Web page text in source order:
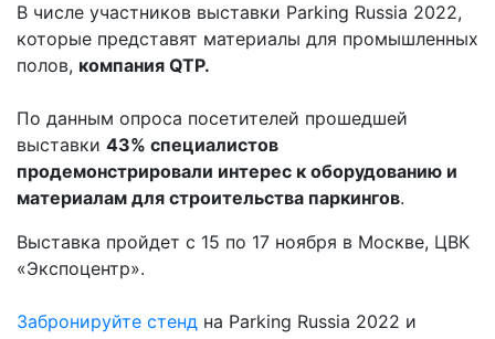
В числе участников выставки Parking Russia 2022,
которые представят материалы для промышленных
полов, компания QTP.
По данным опроса посетителей прошедшей
выставки 43% специалистов
продемонстрировали интерес к оборудованию и
материалам для строительства паркингов.
Выставка пройдет с 15 по 17 ноября в Москве, ЦВК
«Экспоцентр».
Забронируйте стенд на Parking Russia 2022 и